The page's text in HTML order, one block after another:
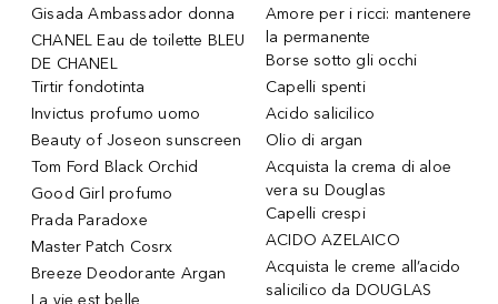
Gisada Ambassador donna
CHANEL Eau de toilette BLEU
DE CHANEL
Tirtir fondotinta
Invictus profumo uomo
Beauty of Joseon sunscreen
Tom Ford Black Orchid
Good Girl profumo
Prada Paradoxe
Master Patch Cosrx
Breeze Deodorante Argan
La vie est belle
Amore per i ricci: mantenere
la permanente
Borse sotto gli occhi
Capelli spenti
Acido salicilico
Olio di argan
Acquista la crema di aloe
vera su Douglas
Capelli crespi
ACIDO AZELAICO
Acquista le creme all’acido
salicilico da DOUGLAS